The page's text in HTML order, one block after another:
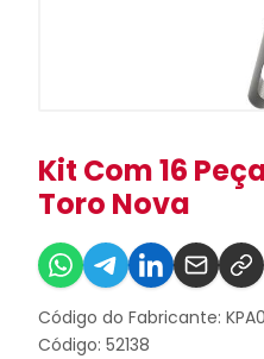
Kit Com 16
Toro Nova
Código do Fabricante:
Código: 52138